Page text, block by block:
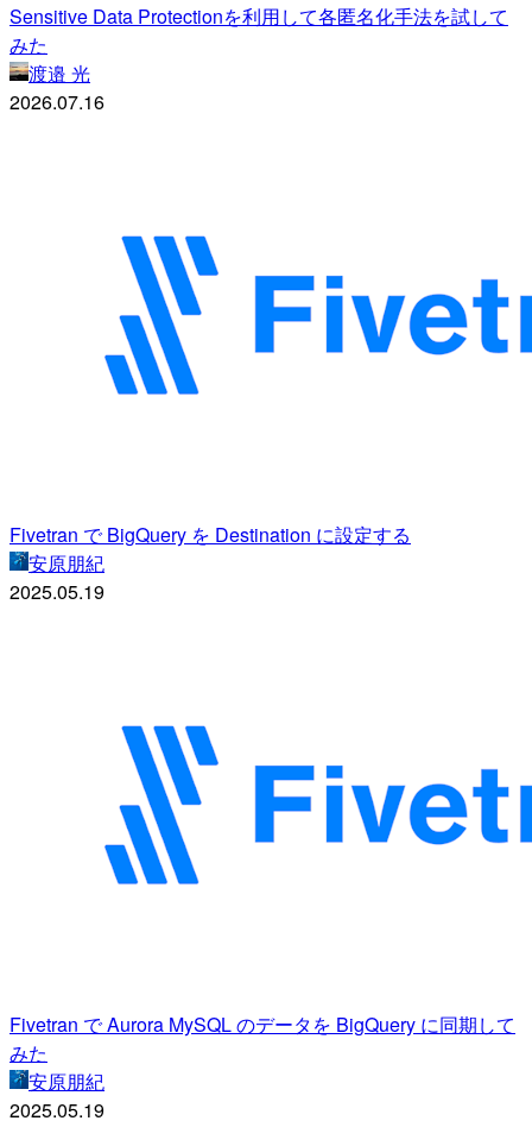
Sensitive Data Protectionを利用して各匿名化手法を試して
みた
渡邉 光
2026.07.16
Fivetran で BigQuery を Destination に設定する
安原朋紀
2025.05.19
Fivetran で Aurora MySQL のデータを BigQuery に同期して
みた
安原朋紀
2025.05.19